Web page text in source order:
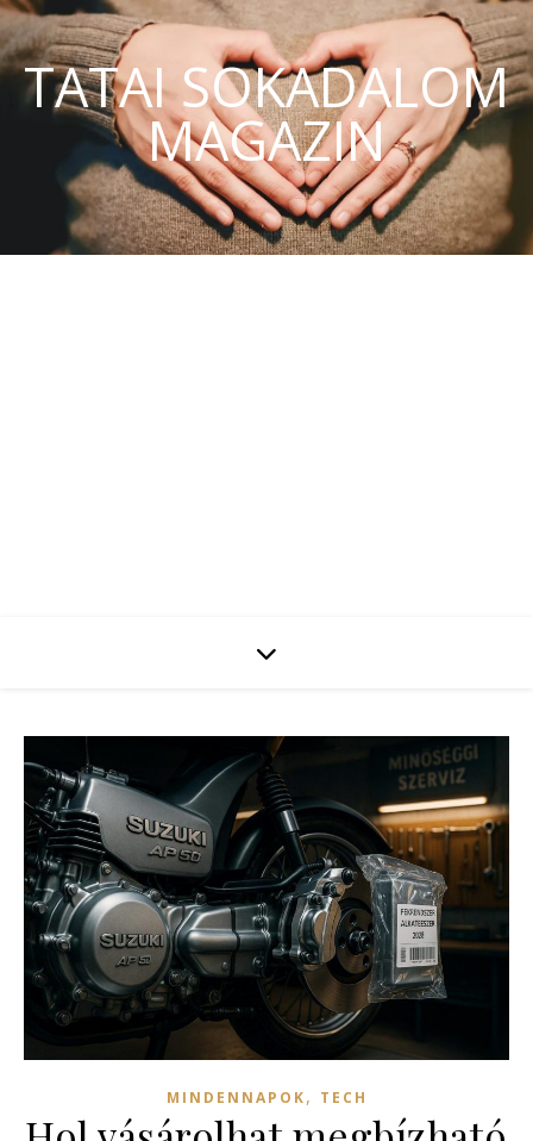
TATAI SOKADALOM
MAGAZIN
MINDENNAPOK, TECH